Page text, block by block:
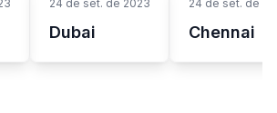
24 de set. de 2023
Dubai
24 de set. de
Chennai